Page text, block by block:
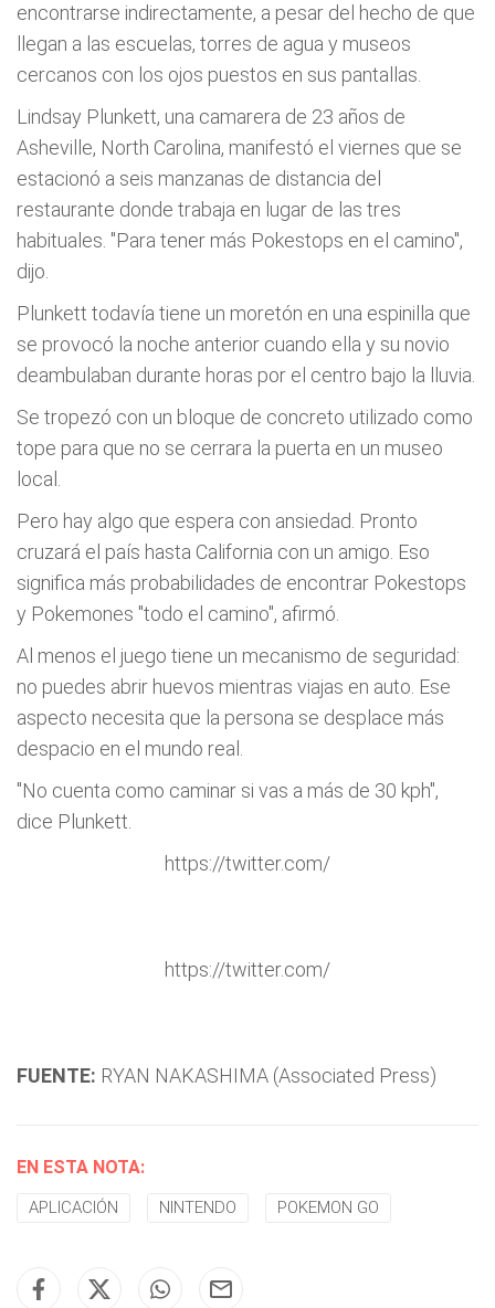
encontrarse indirectamente, a pesar del hecho de que
llegan a las escuelas, torres de agua y museos
cercanos con los ojos puestos en sus pantallas.
Lindsay Plunkett, una camarera de 23 años de
Asheville, North Carolina, manifestó el viernes que se
estacionó a seis manzanas de distancia del
restaurante donde trabaja en lugar de las tres
habituales. "Para tener más Pokestops en el camino",
dijo.
Plunkett todavía tiene un moretón en una espinilla que
se provocó la noche anterior cuando ella y su novio
deambulaban durante horas por el centro bajo la lluvia.
Se tropezó con un bloque de concreto utilizado como
tope para que no se cerrara la puerta en un museo
local.
Pero hay algo que espera con ansiedad. Pronto
cruzará el país hasta California con un amigo. Eso
significa más probabilidades de encontrar Pokestops
y Pokemones "todo el camino", afirmó.
Al menos el juego tiene un mecanismo de seguridad:
no puedes abrir huevos mientras viajas en auto. Ese
aspecto necesita que la persona se desplace más
despacio en el mundo real.
"No cuenta como caminar si vas a más de 30 kph",
dice Plunkett.
https://twitter.com/
https://twitter.com/
FUENTE: RYAN NAKASHIMA (Associated Press)
EN ESTA NOTA:
APLICACIÓN NINTENDO POKEMON GO